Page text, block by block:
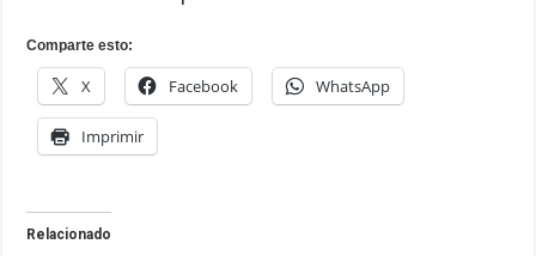
Comparte esto:
X Facebook WhatsApp
Imprimir
Relacionado